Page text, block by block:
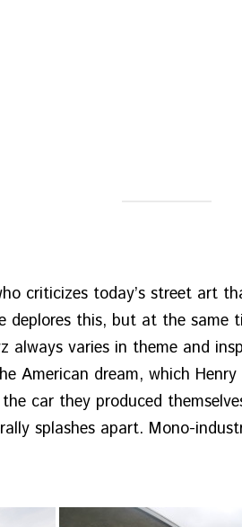
criticizes today’s street art
deplores this, but at the
varies in theme and
American dream, which
car they produced
splashes apart. Mono-